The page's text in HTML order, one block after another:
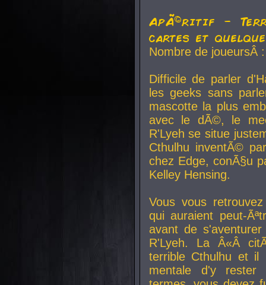
ApÃ©ritif -
cartes et
Nombre de
Difficile de parler
les geeks sans
mascotte la plus
avec le dÃ©, le
R'Lyeh se situe
Cthulhu inventÃ©
chez Edge, conÃ§u
Kelley Hensing.
Vous vous
qui auraient peut-
avant de
R'Lyeh. La Â«Â
terrible Cthulhu et
mentale d'y rester